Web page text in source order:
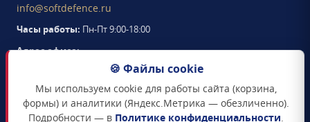
info@softdefence.ru
Часы работы: Пн-Пт 9:00-18:00
Адрес офиса:
Семёновская набережная, д. 2/1, стр. 1, офис 411
Схема проезда →
🍪 Файлы cookie
Мы используем cookie для работы сайта (корзина,
формы) и аналитики (Яндекс.Метрика — обезличенно).
Подробности — в Политике конфиденциальности.